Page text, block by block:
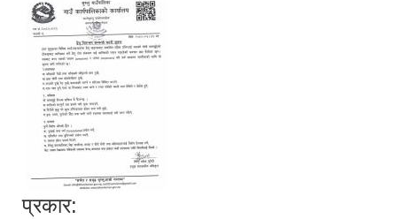
प्रकार: